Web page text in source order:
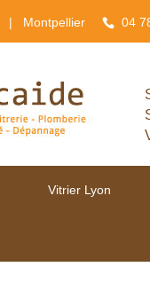
| Montpellier 04
Vitrier Lyon